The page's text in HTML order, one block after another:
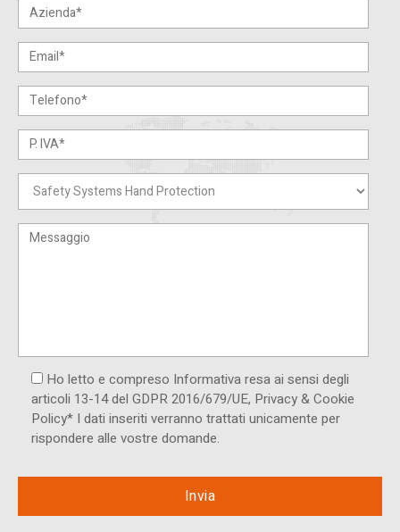
Ho letto e compreso Informativa resa ai ​sensi degli
articoli 13-14 del GDPR 2016/679/UE, Privacy & Cookie
Policy* I dati inseriti verranno trattati unicamente per
rispondere alle vostre domande.